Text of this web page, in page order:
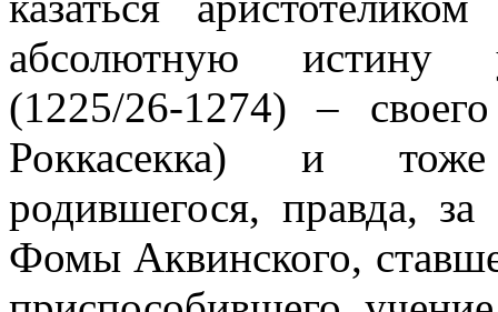
абсолютную истину
(1225/26‑1274) –
Роккасекка) и тоже
родившегося, правда,
Фомы Аквинского,